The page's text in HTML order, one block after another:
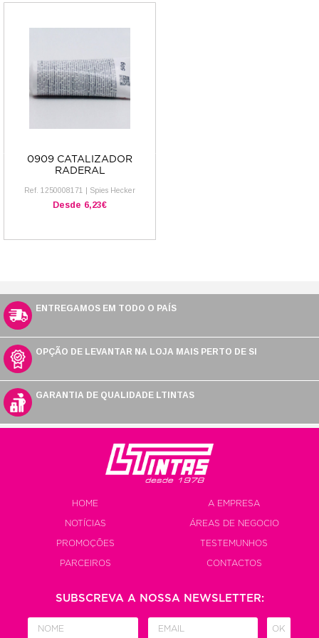
0909 CATALIZADOR
RADERAL
Ref. 1250008171 | Spies Hecker
Desde 6,23€
ENTREGAMOS EM TODO O PAÍS
OPÇÃO DE LEVANTAR NA LOJA MAIS PERTO DE SI
GARANTIA DE QUALIDADE LTINTAS
HOME A EMPRESA
NOTÍCIAS ÁREAS DE NEGOCIO
PROMOÇÕES TESTEMUNHOS
PARCEIROS CONTACTOS
SUBSCREVA A NOSSA NEWSLETTER:
OK